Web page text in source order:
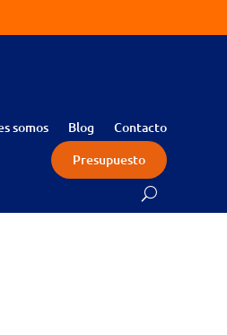
→
somos Blog
Contacto
Presupuesto